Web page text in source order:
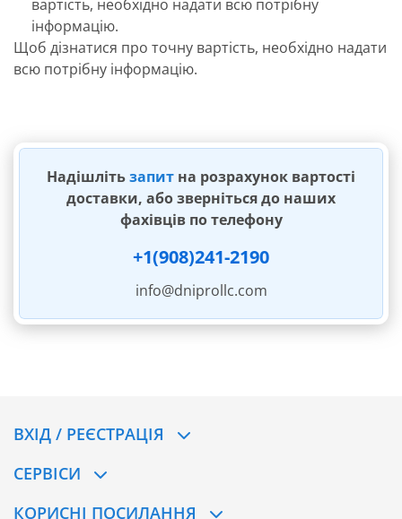
вартість, необхідно надати всю потрібну
інформацію.
Щоб дізнатися про точну вартість, необхідно надати
всю потрібну інформацію.
Надішлітьзапит на розрахунок вартості
доставки, або зверніться до наших
фахівців по телефону
+1(908)241-2190
info@dniprollc.com
ВХІД / РЕЄСТРАЦІЯ
CЕРВІСИ
КОРИСНІ ПОСИЛАННЯ